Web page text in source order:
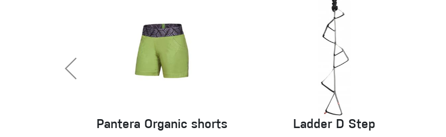
Pantera Organic shorts Ladder D Step